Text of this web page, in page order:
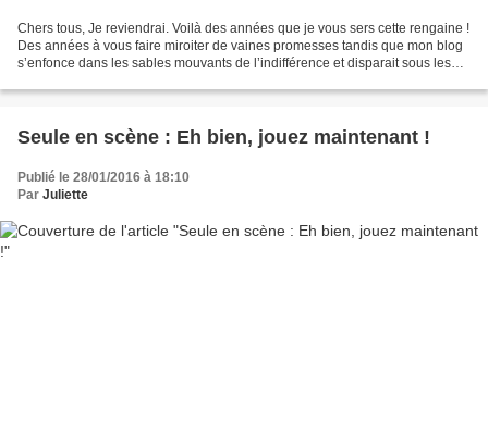
Chers tous, Je reviendrai. Voilà des années que je vous sers cette rengaine !
Des années à vous faire miroiter de vaines promesses tandis que mon blog
s’enfonce dans les sables mouvants de l’indifférence et disparait sous les
Seule en scène : Eh bien, jouez maintenant !
Publié le 28/01/2016 à 18:10
Par Juliette